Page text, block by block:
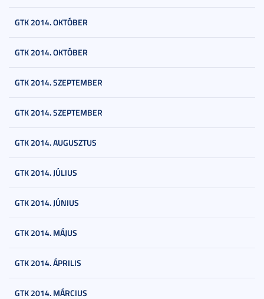
GTK 2014. OKTÓBER
GTK 2014. OKTÓBER
GTK 2014. SZEPTEMBER
GTK 2014. SZEPTEMBER
GTK 2014. AUGUSZTUS
GTK 2014. JÚLIUS
GTK 2014. JÚNIUS
GTK 2014. MÁJUS
GTK 2014. ÁPRILIS
GTK 2014. MÁRCIUS